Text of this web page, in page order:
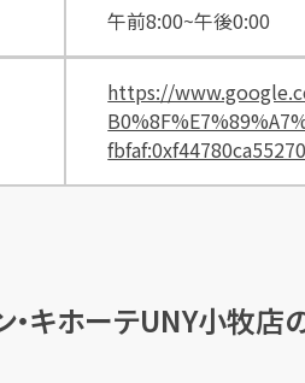
午前8:00~午後0:00
https://
・キホーテUNY小牧店